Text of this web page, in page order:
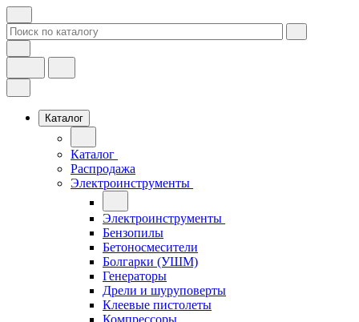
Каталог
Каталог
Распродажа
Электроинструменты
Электроинструменты
Бензопилы
Бетоносмесители
Болгарки (УШМ)
Генераторы
Дрели и шуруповерты
Клеевые пистолеты
Компрессоры